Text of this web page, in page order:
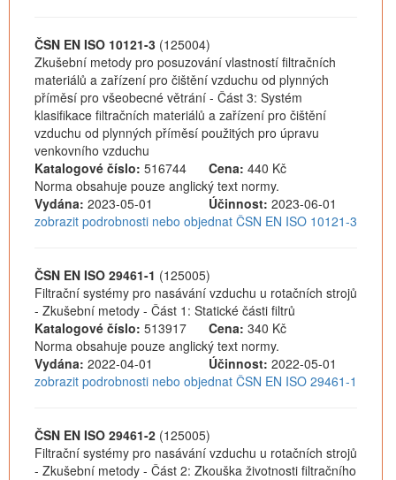
ČSN EN ISO 10121-3 (125004)
Zkušební metody pro posuzování vlastností filtračních
materiálů a zařízení pro čištění vzduchu od plynných
příměsí pro všeobecné větrání - Část 3: Systém
klasifikace filtračních materiálů a zařízení pro čištění
vzduchu od plynných příměsí použitých pro úpravu
venkovního vzduchu
Katalogové číslo: 516744 Cena: 440 Kč
Norma obsahuje pouze anglický text normy.
Vydána: 2023-05-01 Účinnost: 2023-06-01
zobrazit podrobnosti nebo objednat ČSN EN ISO 10121-3
ČSN EN ISO 29461-1 (125005)
Filtrační systémy pro nasávání vzduchu u rotačních strojů
- Zkušební metody - Část 1: Statické části filtrů
Katalogové číslo: 513917 Cena: 340 Kč
Norma obsahuje pouze anglický text normy.
Vydána: 2022-04-01 Účinnost: 2022-05-01
zobrazit podrobnosti nebo objednat ČSN EN ISO 29461-1
ČSN EN ISO 29461-2 (125005)
Filtrační systémy pro nasávání vzduchu u rotačních strojů
- Zkušební metody - Část 2: Zkouška životnosti filtračního